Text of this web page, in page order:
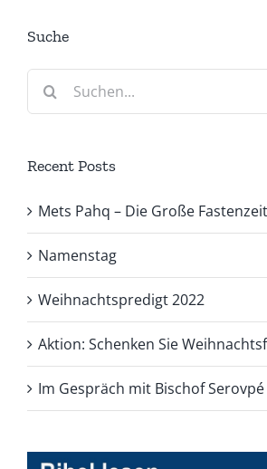
Suche
Suche
Recent Posts
Mets Pahq – Die Große Fastenzeit
Namenstag
Weihnachtspredigt 2022
Aktion: Schenken Sie
Im Gespräch mit Bischof